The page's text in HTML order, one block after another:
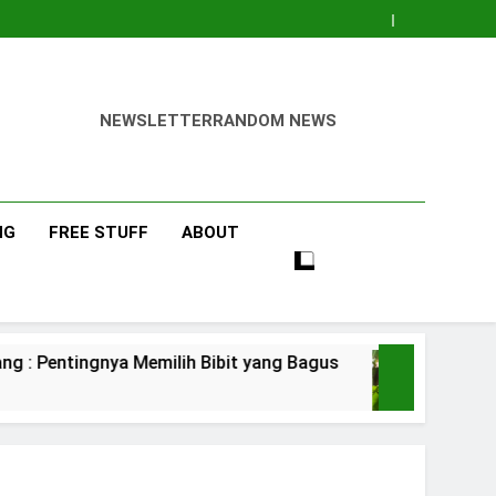
NEWSLETTERRANDOM NEWS
FREE STUFF ABOUT
Memilih Bibit yang Bagus Pisang Barangan
3 Days Ago